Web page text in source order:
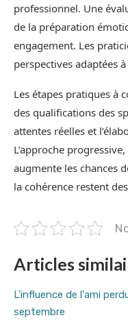
professionnel. Une
de la préparation
engagement. Les
perspectives adaptées
Les étapes pratiques à
des qualifications des
attentes réelles et
L’approche
augmente les chances
la cohérence restent
Articles
L'influence de l'ami
septembre